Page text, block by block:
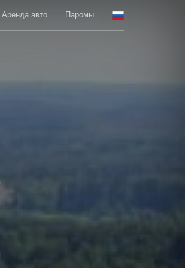
Аренда авто Паромы